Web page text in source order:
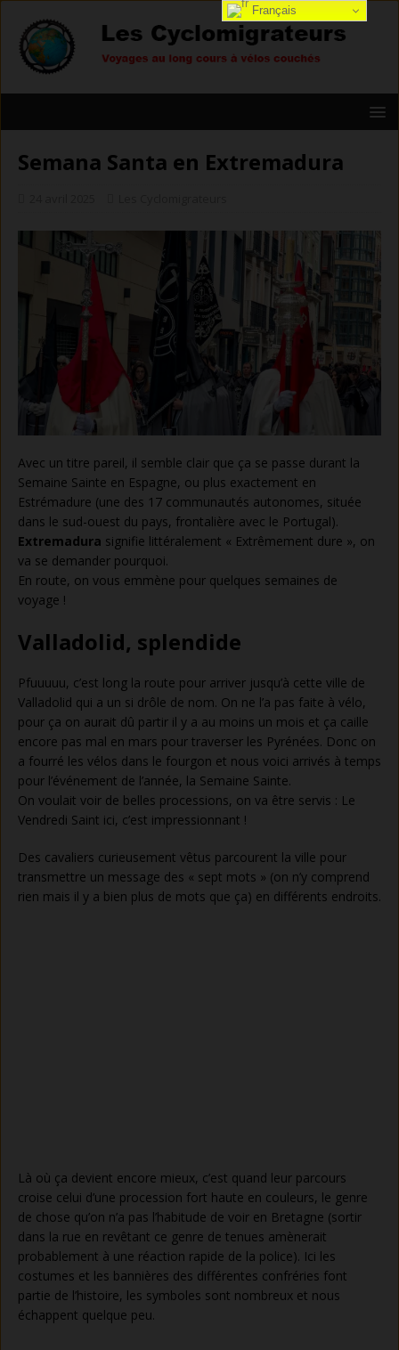
Semana Santa en Extremadura
Avec un titre pareil, il semble clair que ça se passe durant la
Semaine Sainte en Espagne, ou plus exactement en
Estrémadure (une des 17 communautés autonomes, située
dans le sud-ouest du pays, frontalière avec le Portugal).
Extremadura signifie littéralement « Extrêmement dure », on
va se demander pourquoi.
En route, on vous emmène pour quelques semaines de
voyage !
Valladolid, splendide
Pfuuuuu, c’est long la route pour arriver jusqu’à cette ville de
Valladolid qui a un si drôle de nom. On ne l’a pas faite à vélo,
pour ça on aurait dû partir il y a au moins un mois et ça caille
encore pas mal en mars pour traverser les Pyrénées. Donc on
a fourré les vélos dans le fourgon et nous voici arrivés à temps
pour l’événement de l’année, la Semaine Sainte.
On voulait voir de belles processions, on va être servis : Le
Vendredi Saint ici, c’est impressionnant !
Des cavaliers curieusement vêtus parcourent la ville pour
transmettre un message des « sept mots » (on n’y comprend
rien mais il y a bien plus de mots que ça) en différents endroits.
Là où ça devient encore mieux, c’est quand leur parcours
croise celui d’une procession fort haute en couleurs, le genre
de chose qu’on n’a pas l’habitude de voir en Bretagne (sortir
dans la rue en revêtant ce genre de tenues amènerait
probablement à une réaction rapide de la police). Ici les
costumes et les bannières des différentes confréries font
partie de l’histoire, les symboles sont nombreux et nous
échappent quelque peu.
Français